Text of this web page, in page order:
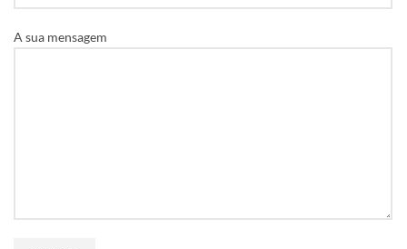
A sua mensagem